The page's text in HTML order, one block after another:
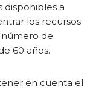
disponibles a
los recursos
número de
60 años.
en cuenta el